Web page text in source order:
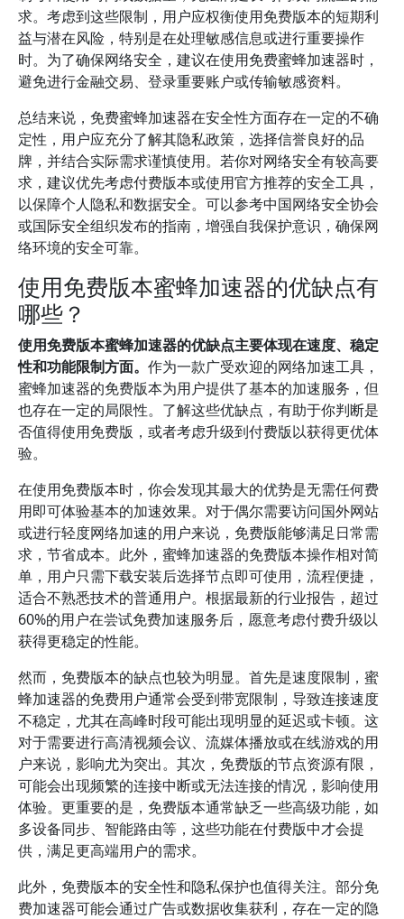
求。考虑到这些限制，用户应权衡使用免费版本的短期利
益与潜在风险，特别是在处理敏感信息或进行重要操作
时。为了确保网络安全，建议在使用免费蜜蜂加速器时，
避免进行金融交易、登录重要账户或传输敏感资料。
总结来说，免费蜜蜂加速器在安全性方面存在一定的不确
定性，用户应充分了解其隐私政策，选择信誉良好的品
牌，并结合实际需求谨慎使用。若你对网络安全有较高要
求，建议优先考虑付费版本或使用官方推荐的安全工具，
以保障个人隐私和数据安全。可以参考中国网络安全协会
或国际安全组织发布的指南，增强自我保护意识，确保网
络环境的安全可靠。
使用免费版本蜜蜂加速器的优缺点有
哪些？
使用免费版本蜜蜂加速器的优缺点主要体现在速度、稳定
性和功能限制方面。 作为一款广受欢迎的网络加速工具，
蜜蜂加速器的免费版本为用户提供了基本的加速服务，但
也存在一定的局限性。了解这些优缺点，有助于你判断是
否值得使用免费版，或者考虑升级到付费版以获得更优体
验。
在使用免费版本时，你会发现其最大的优势是无需任何费
用即可体验基本的加速效果。对于偶尔需要访问国外网站
或进行轻度网络加速的用户来说，免费版能够满足日常需
求，节省成本。此外，蜜蜂加速器的免费版本操作相对简
单，用户只需下载安装后选择节点即可使用，流程便捷，
适合不熟悉技术的普通用户。根据最新的行业报告，超过
60%的用户在尝试免费加速服务后，愿意考虑付费升级以
获得更稳定的性能。
然而，免费版本的缺点也较为明显。首先是速度限制，蜜
蜂加速器的免费用户通常会受到带宽限制，导致连接速度
不稳定，尤其在高峰时段可能出现明显的延迟或卡顿。这
对于需要进行高清视频会议、流媒体播放或在线游戏的用
户来说，影响尤为突出。其次，免费版的节点资源有限，
可能会出现频繁的连接中断或无法连接的情况，影响使用
体验。更重要的是，免费版本通常缺乏一些高级功能，如
多设备同步、智能路由等，这些功能在付费版中才会提
供，满足更高端用户的需求。
此外，免费版本的安全性和隐私保护也值得关注。部分免
费加速器可能会通过广告或数据收集获利，存在一定的隐